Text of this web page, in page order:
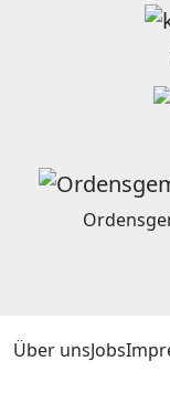
Über unsJobs